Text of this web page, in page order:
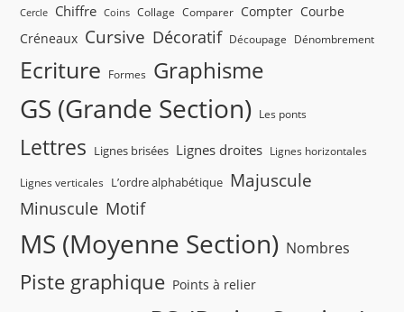
Cercle Chiffre Coins Collage Comparer Compter Courbe
Créneaux Cursive Décoratif Découpage Dénombrement
Ecriture Formes Graphisme
GS (Grande Section) Les ponts
Lettres Lignes brisées Lignes droites Lignes horizontales
Lignes verticales L’ordre alphabétique Majuscule
Minuscule Motif
MS (Moyenne Section) Nombres
Piste graphique Points à relier